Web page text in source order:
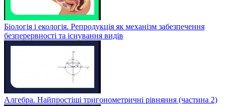
Біологія і екологія. Репродукція як механізм забезпечення
безперервності та існування видів
Алгебра. Найпростіші тригонометричні рівняння (частина 2)